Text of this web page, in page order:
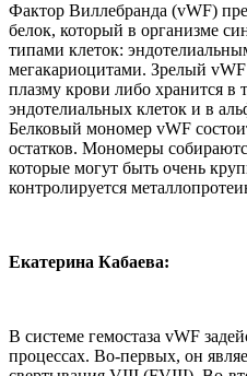
Фактор Виллебранда (vWF)
белок, который в организме
типами клеток:
мегакариоцитами. Зрелый vWF
плазму крови либо хранится
эндотелиальных клеток и в
Белковый мономер vWF
остатков. Мономеры
которые могут быть очень
контролируется
Екатерина Кабаева:
В системе гемостаза vWF
процессах. Во-первых, он